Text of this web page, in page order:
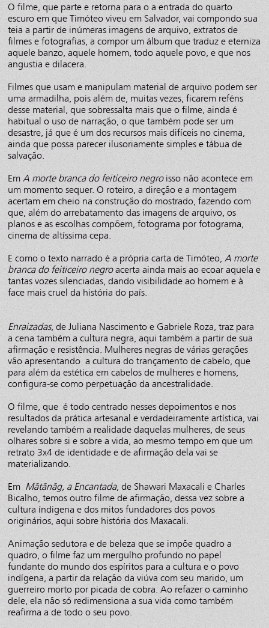
O filme, que parte e retorna para o a entrada do quarto
escuro em que Timóteo viveu em Salvador, vai compondo sua
teia a partir de inúmeras imagens de arquivo, extratos de
filmes e fotografias, a compor um álbum que traduz e eterniza
aquele banzo, aquele homem, todo aquele povo, e que nos
angustia e dilacera.
Filmes que usam e manipulam material de arquivo podem ser
uma armadilha, pois além de, muitas vezes, ficarem reféns
desse material, que sobressalta mais que o filme, ainda é
habitual o uso de narração, o que também pode ser um
desastre, já que é um dos recursos mais difíceis no cinema,
ainda que possa parecer ilusoriamente simples e tábua de
salvação.
Em A morte branca do feiticeiro negro isso não acontece em
um momento sequer. O roteiro, a direção e a montagem
acertam em cheio na construção do mostrado, fazendo com
que, além do arrebatamento das imagens de arquivo, os
planos e as escolhas compõem, fotograma por fotograma,
cinema de altíssima cepa.
E como o texto narrado é a própria carta de Timóteo, A morte
branca do feiticeiro negroacerta ainda mais ao ecoar aquela e
tantas vozes silenciadas, dando visibilidade ao homem e à
face mais cruel da história do país.
Enraizadas, de Juliana Nascimento e Gabriele Roza, traz para
a cena também a cultura negra, aqui também a partir de sua
afirmação e resistência. Mulheres negras de várias gerações
vão apresentando a cultura do trançamento de cabelo, que
para além da estética em cabelos de mulheres e homens,
configura-se como perpetuação da ancestralidade.
O filme, que é todo centrado nesses depoimentos e nos
resultados da prática artesanal e verdadeiramente artística, vai
revelando também a realidade daquelas mulheres, de seus
olhares sobre si e sobre a vida, ao mesmo tempo em que um
retrato 3x4 de identidade e de afirmação dela vai se
materializando.
Em Mãtãnãg, a Encantada, de Shawari Maxacali e Charles
Bicalho, temos outro filme de afirmação, dessa vez sobre a
cultura índigena e dos mitos fundadores dos povos
originários, aqui sobre história dos Maxacali.
Animação sedutora e de beleza que se impõe quadro a
quadro, o filme faz um mergulho profundo no papel
fundante do mundo dos espíritos para a cultura e o povo
indígena, a partir da relação da viúva com seu marido, um
guerreiro morto por picada de cobra. Ao refazer o caminho
dele, ela não só redimensiona a sua vida como também
reafirma a de todo o seu povo.